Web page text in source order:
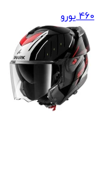
460 یورو